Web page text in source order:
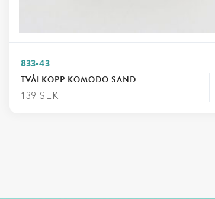
833-43
TVÅLKOPP KOMODO SAND
139 SEK